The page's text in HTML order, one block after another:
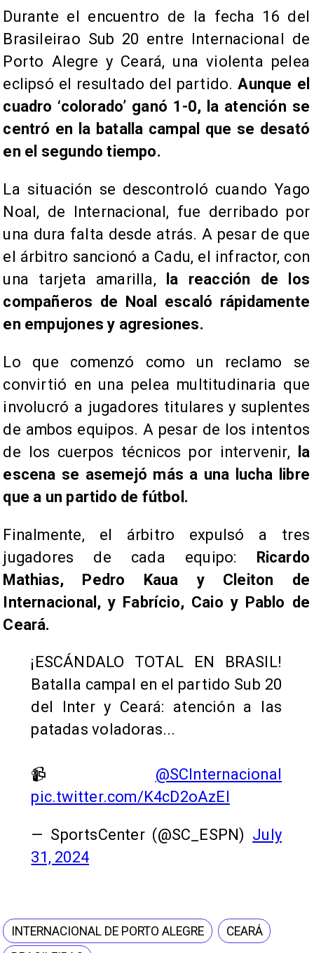
Durante el encuentro de la fecha 16 del
Brasileirao Sub 20 entre Internacional de
Porto Alegre y Ceará, una violenta pelea
eclipsó el resultado del partido.Aunque el
cuadro ‘colorado’ ganó 1-0, la atención se
centró en la batalla campal que se desató
en el segundo tiempo.
La situación se descontroló cuando Yago
Noal, de Internacional, fue derribado por
una dura falta desde atrás. A pesar de que
el árbitro sancionó a Cadu, el infractor, con
una tarjeta amarilla, la reacción de los
compañeros de Noal escaló rápidamente
en empujones y agresiones.
Lo que comenzó como un reclamo se
convirtió en una pelea multitudinaria que
involucró a jugadores titulares y suplentes
de ambos equipos. A pesar de los intentos
de los cuerpos técnicos por intervenir,
la
escena se asemejó más a una lucha libre
que a un partido de fútbol.
Finalmente, el árbitro expulsó a tres
jugadores de cada equipo: Ricardo
Mathias, Pedro Kaua y Cleiton de
Internacional, y Fabrício, Caio y Pablo de
Ceará.
¡ESCÁNDALO TOTAL EN BRASIL!
Batalla campal en el partido Sub 20
del Inter y Ceará: atención a las
patadas voladoras...
📹 @SCInternacional
pic.twitter.com/K4cD2oAzEI
— SportsCenter (@SC_ESPN) July
31, 2024
INTERNACIONAL DE PORTO ALEGRE
CEARÁ